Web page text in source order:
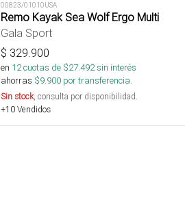
00823/01010USA
Remo Kayak Sea Wolf Ergo Multi
Gala Sport
$ 329.900
en 12cuotas de $27.492sin interés
ahorras $9.900 por transferencia.
Sin stock, consulta por disponibilidad.
+10 Vendidos